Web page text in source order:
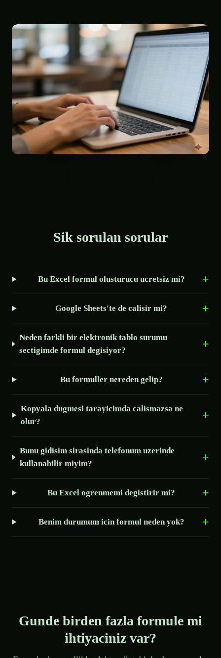
Sik sorulan sorular
Bu Excel formul olusturucu ucretsiz mi?
Google Sheets'te de calisir mi?
Neden farkli bir elektronik tablo surumu
sectigimde formul degisiyor?
Bu formuller nereden gelip?
Kopyala dugmesi tarayicimda calismazsa ne
olur?
Bunu gidisim sirasinda telefonum uzerinde
kullanabilir miyim?
Bu Excel ogrenmemi degistirir mi?
Benim durumum icin formul neden yok?
Gunde birden fazla formule mi
ihtiyaciniz var?